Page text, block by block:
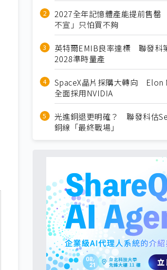
2027全年記憶體產能提前售
不宣」只怕買不夠
英特爾EMIB良率達標 聯發科
2028準時量產
SpaceX晶片採購大轉向 Elon
全面採用NVIDIA
光進銅退更明確？ 聯發科估
銅線「最終戰場」